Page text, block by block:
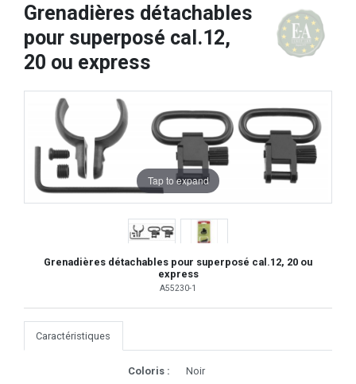
Grenadières détachables
pour superposé cal.12,
20 ou express
Tap to expand
Grenadières détachables pour superposé cal.12, 20 ou
express
A55230-1
Caractéristiques
Coloris : Noir